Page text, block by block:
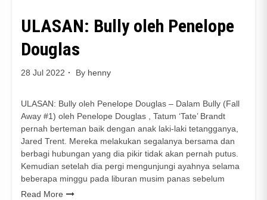
ULASAN: Bully oleh Penelope
Douglas
28 Jul 2022 By henny
ULASAN: Bully oleh Penelope Douglas – Dalam Bully (Fall
Away #1) oleh Penelope Douglas , Tatum ‘Tate’ Brandt
pernah berteman baik dengan anak laki-laki tetangganya,
Jared Trent. Mereka melakukan segalanya bersama dan
berbagi hubungan yang dia pikir tidak akan pernah putus.
Kemudian setelah dia pergi mengunjungi ayahnya selama
beberapa minggu pada liburan musim panas sebelum
Read More